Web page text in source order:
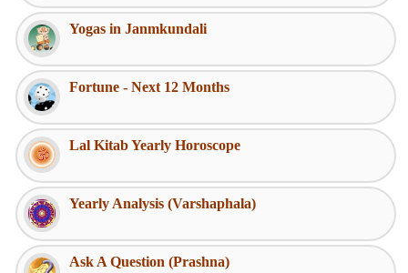
Yogas in Janmkundali
Fortune - Next 12 Months
Lal Kitab Yearly Horoscope
Yearly Analysis (Varshaphala)
Ask A Question (Prashna)